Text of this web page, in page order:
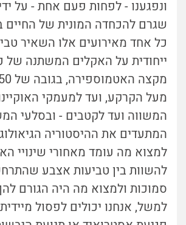
ונפגענו - לפחות פעם אחת - על
שגרם להכחדה המונית של החיים
כל אחד מאירועים אלו השאיר
ייחודית על האקלים המשתנה של
מעל הקרקע, ועד למעמקי
המשווה ועד לקטבים - ובסלעי
המתעדים את ההיסטוריה
למצוא מה עומד מאחורי שינויי
להשוות בין טביעות אצבע
סמוכות ולמצוא מה היה הגורם
למשל, אנחנו יכולים לפסול